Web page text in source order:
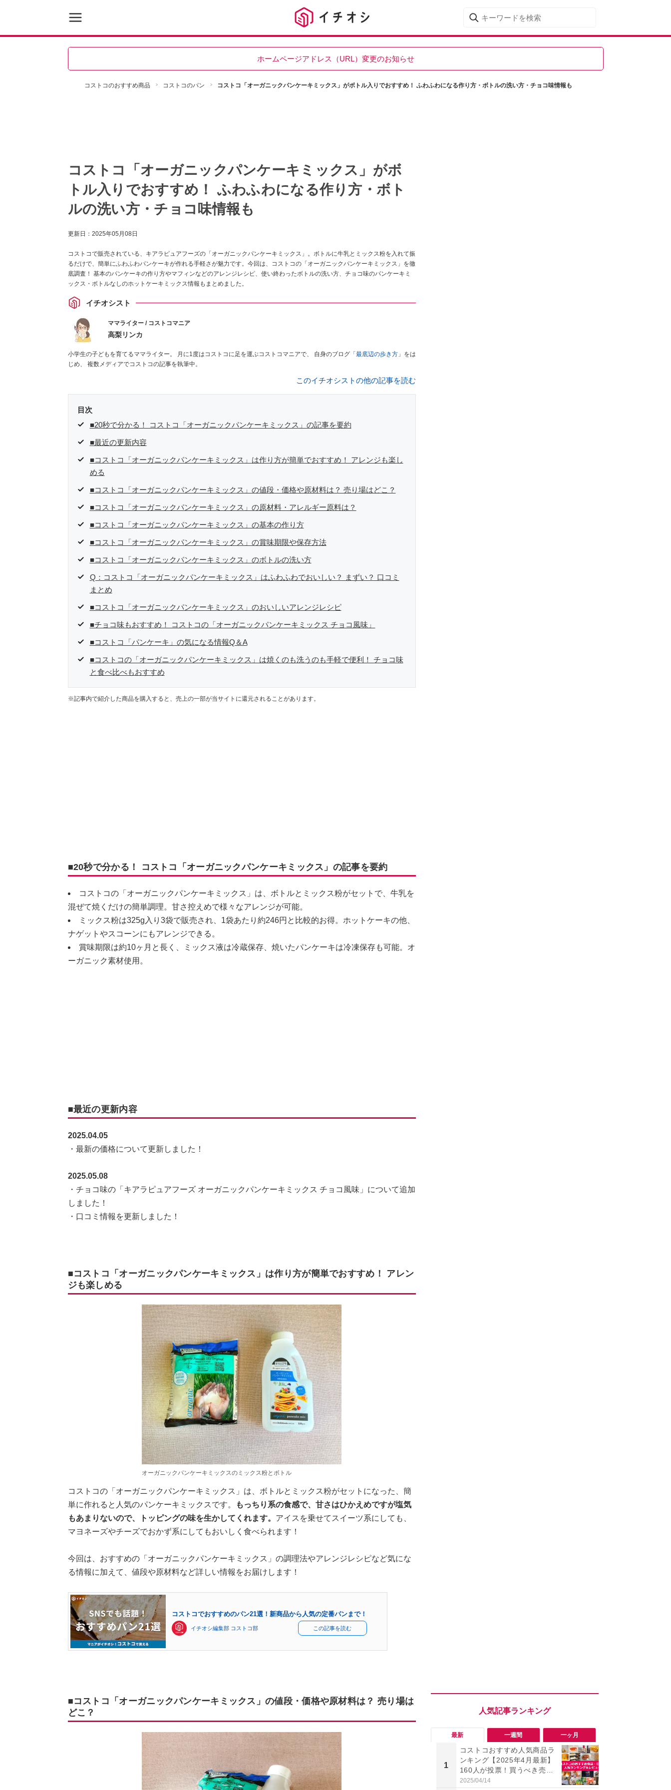
ホームページアドレス（URL）変更のお知らせ
コストコのおすすめ商品 コストコのパン コストコ「オーガニックパンケーキミックス」がボトル入りでおすすめ！ ふわふわになる作り方・ボトルの洗い方・チョコ味情報も
コストコ「オーガニックパンケーキミックス」がボ
トル入りでおすすめ！ ふわふわになる作り方・ボト
ルの洗い方・チョコ味情報も
更新日： 2025年05月08日
コストコで販売されている、キアラピュアフーズの「オーガニックパンケーキミックス」。ボトルに牛乳とミックス粉を入れて振
るだけで、簡単にふわふわパンケーキが作れる手軽さが魅力です。今回は、コストコの「オーガニックパンケーキミックス」を徹
底調査！ 基本のパンケーキの作り方やマフィンなどのアレンジレシピ、使い終わったボトルの洗い方、チョコ味のパンケーキミ
ックス・ボトルなしのホットケーキミックス情報もまとめました。
イチオシスト
ママライター / コストコマニア
高梨リンカ
小学生の子どもを育てるママライター。 月に1度はコストコに足を運ぶコストコマニアで、 自身のブログ「最底辺の歩き方」 をは
じめ、 複数メディアでコストコの記事を執筆中。
このイチオシストの他の記事を読む
目次
■20秒で分かる！ コストコ「オーガニックパンケーキミックス」の記事を要約
■最近の更新内容
■コストコ「オーガニックパンケーキミックス」は作り方が簡単でおすすめ！ アレンジも楽し
める
■コストコ「オーガニックパンケーキミックス」の値段・価格や原材料は？ 売り場はどこ？
■コストコ「オーガニックパンケーキミックス」の原材料・アレルギー原料は？
■コストコ「オーガニックパンケーキミックス」の基本の作り方
■コストコ「オーガニックパンケーキミックス」の賞味期限や保存方法
■コストコ「オーガニックパンケーキミックス」のボトルの洗い方
Q：コストコ「オーガニックパンケーキミックス」はふわふわでおいしい？ まずい？ 口コミ
まとめ
■コストコ「オーガニックパンケーキミックス」のおいしいアレンジレシピ
■チョコ味もおすすめ！ コストコの「オーガニックパンケーキミックス チョコ風味」
■コストコ「パンケーキ」の気になる情報Q＆A
■コストコの「オーガニックパンケーキミックス」は焼くのも洗うのも手軽で便利！ チョコ味
と食べ比べもおすすめ
※記事内で紹介した商品を購入すると、売上の一部が当サイトに還元されることがあります。
■20秒で分かる！ コストコ「オーガニックパンケーキミックス」の記事を要約
コストコの「オーガニックパンケーキミックス」は、ボトルとミックス粉がセットで、牛乳を
混ぜて焼くだけの簡単調理。甘さ控えめで様々なアレンジが可能。
ミックス粉は325g入り3袋で販売され、1袋あたり約246円と比較的お得。ホットケーキの他、
ナゲットやスコーンにもアレンジできる。
賞味期限は約10ヶ月と長く、ミックス液は冷蔵保存、焼いたパンケーキは冷凍保存も可能。オ
ーガニック素材使用。
■最近の更新内容
2025.04.05
・最新の価格について更新しました！
2025.05.08
・チョコ味の「キアラピュアフーズ オーガニックパンケーキミックス チョコ風味」について追加
しました！
・口コミ情報を更新しました！
■コストコ「オーガニックパンケーキミックス」は作り方が簡単でおすすめ！ アレン
ジも楽しめる
オーガニックパンケーキミックスのミックス粉とボトル
コストコの「オーガニックパンケーキミックス」は、ボトルとミックス粉がセットになった、簡
単に作れると人気のパンケーキミックスです。
もっちり系の食感で、甘さはひかえめですが塩気
もあまりないので、トッピングの味を生かしてくれます。 アイスを乗せてスイーツ系にしても、
マヨネーズやチーズでおかず系にしてもおいしく食べられます！
今回は、おすすめの「オーガニックパンケーキミックス」の調理法やアレンジレシピなど気にな
る情報に加えて、値段や原材料など詳しい情報をお届けします！
コストコでおすすめのパン21選！新商品から人気の定番パンまで！
イチオシ編集部 コストコ部 この記事を読む
■コストコ「オーガニックパンケーキミックス」の値段・価格や原材料は？ 売り場は
どこ？
最新 一週間 一ヶ月
1
コストコおすすめ人気商品ラ
ンキング【2025年4月最新】
160人が投票！買うべき売れ
筋食品惣菜・日用品雑貨＆セ
2025/04/14